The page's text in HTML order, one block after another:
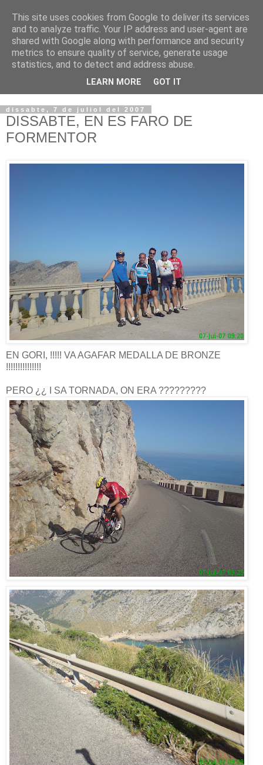
VOLTORS -2026 -
¡¡¡TENIM GANA!!!
dissabte, 7 de juliol del 2007
DISSABTE, EN ES FARO DE
FORMENTOR
EN GORI, !!!!! VA AGAFAR MEDALLA DE BRONZE
!!!!!!!!!!!!!!!
PERO ¿¿ I SA TORNADA, ON ERA ?????????
This site uses cookies from Google to deliver its services
and to analyze traffic. Your IP address and user-agent are
shared with Google along with performance and security
metrics to ensure quality of service, generate usage
statistics, and to detect and address abuse.
LEARN MORE GOT IT